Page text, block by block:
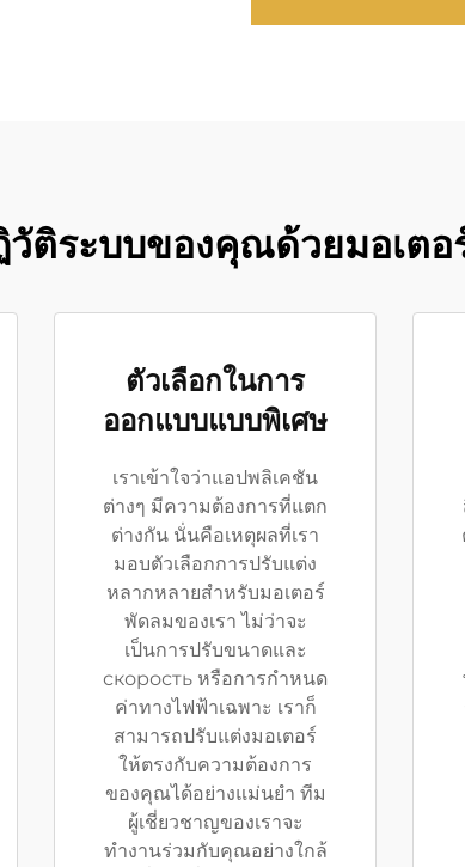
ติระบบของคุณด้วยมอเตอ
ตัวเลือกในการ
ออกแบบแบบพิเศษ
เราเข้าใจว่าแอปพลิเคชัน
ต่างๆ มีความต้องการที่แตก
ต่างกัน นั่นคือเหตุผลที่เรา
มอบตัวเลือกการปรับแต่ง
หลากหลายสำหรับมอเตอร์
พัดลมของเรา ไม่ว่าจะ
เป็นการปรับขนาดและ
скорость หรือการกำหนด
ค่าทางไฟฟ้าเฉพาะ เราก็
สามารถปรับแต่งมอเตอร์
ให้ตรงกับความต้องการ
ของคุณได้อย่างแม่นยำ ทีม
ผู้เชี่ยวชาญของเราจะ
ทำงานร่วมกับคุณอย่างใกล้